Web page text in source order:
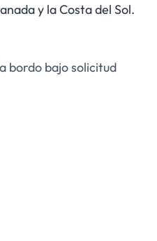
y la Costa del Sol.
a bordo bajo solicitud